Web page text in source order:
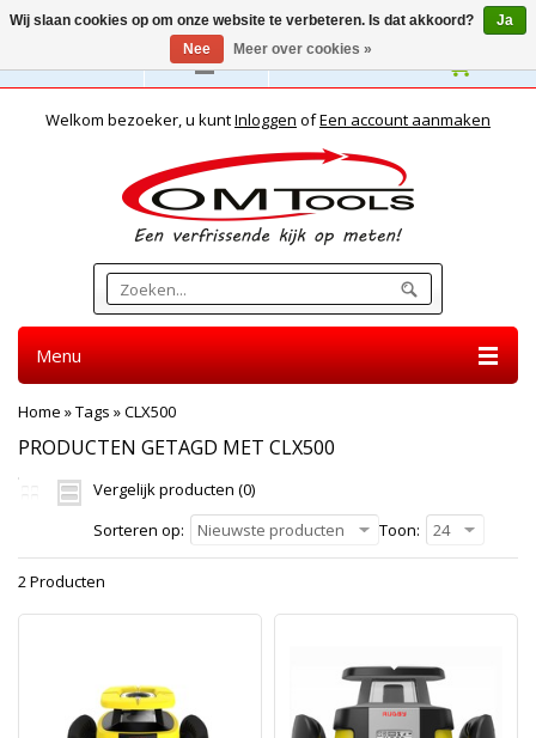
Nederlands
Welkom bezoeker, u kuntInloggen ofEen account aanmaken
Menu
Home »Tags »CLX500
PRODUCTEN GETAGD MET CLX500
Vergelijk producten (0)
Sorteren op:
Nieuwste producten Toon: 24
2 Producten
Wij slaan cookies op om onze website te verbeteren. Is dat akkoord?
Ja
Nee
Meer over cookies »